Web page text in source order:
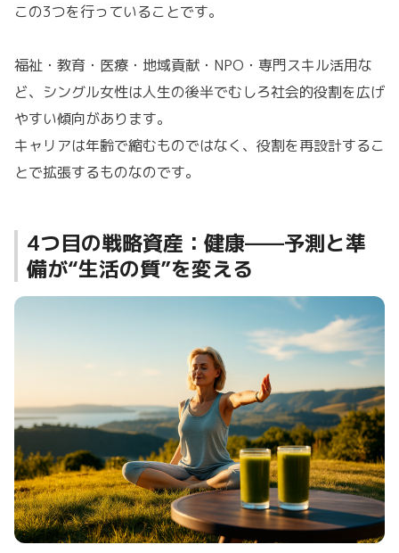
この3つを行っていることです。
福祉・教育・医療・地域貢献・NPO・専門スキル活用な
ど、シングル女性は人生の後半でむしろ社会的役割を広げ
やすい傾向があります。
キャリアは年齢で縮むものではなく、役割を再設計するこ
とで拡張するものなのです。
4つ目の戦略資産：健康——予測と準
備が“生活の質”を変える